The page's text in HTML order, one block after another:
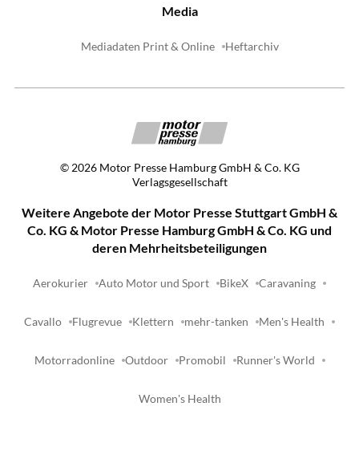
Media
Mediadaten Print & Online Heftarchiv
© 2026 Motor Presse Hamburg GmbH & Co. KG
Verlagsgesellschaft
Weitere Angebote der Motor Presse Stuttgart GmbH &
Co. KG & Motor Presse Hamburg GmbH & Co. KG und
deren Mehrheitsbeteiligungen
Aerokurier Auto Motor und Sport BikeX Caravaning
Cavallo Flugrevue Klettern mehr-tanken Men's Health
Motorradonline Outdoor Promobil Runner's World
Women's Health